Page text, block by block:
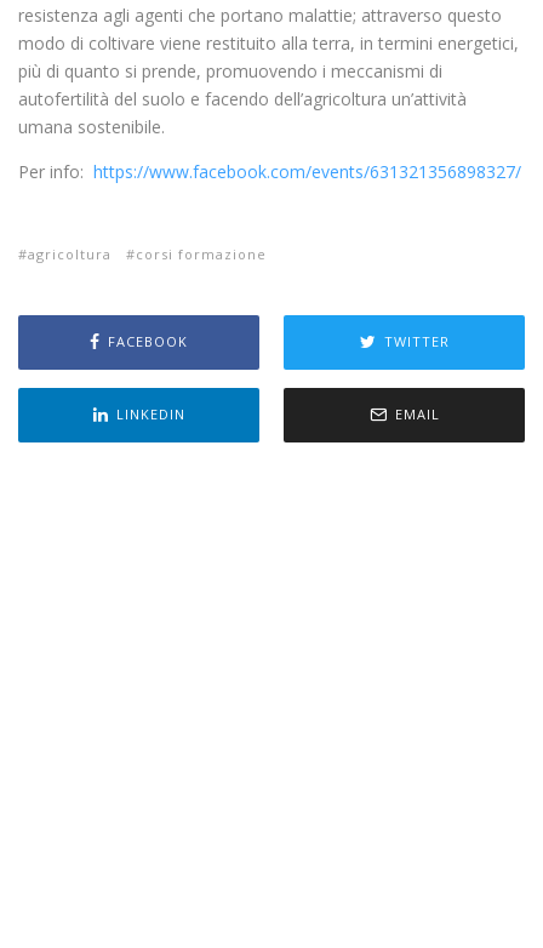
resistenza agli agenti che portano malattie; attraverso questo
modo di coltivare viene restituito alla terra, in termini energetici,
più di quanto si prende, promuovendo i meccanismi di
autofertilità del suolo e facendo dell’agricoltura un’attività
umana sostenibile.
Per info: https://www.facebook.com/events/631321356898327/
agricoltura corsi formazione
FACEBOOK TWITTER
LINKEDIN EMAIL